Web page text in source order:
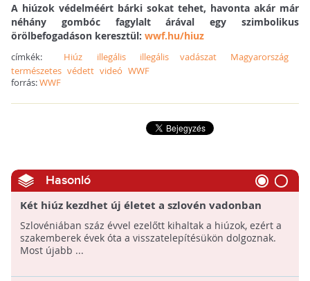
A hiúzok védelméért bárki sokat tehet, havonta akár már
néhány gombóc fagylalt árával egy szimbolikus
örölbefogadáson keresztül: wwf.hu/hiuz
címkék: Hiúz illegális illegális vadászat
Magyarország
természetes védett videó WWF
forrás:WWF
Hasonló
Két hiúz kezdhet új életet a szlovén vadonban
Szlovéniában száz évvel ezelőtt kihaltak a hiúzok, ezért a
szakemberek évek óta a visszatelepítésükön dolgoznak.
Most újabb ...